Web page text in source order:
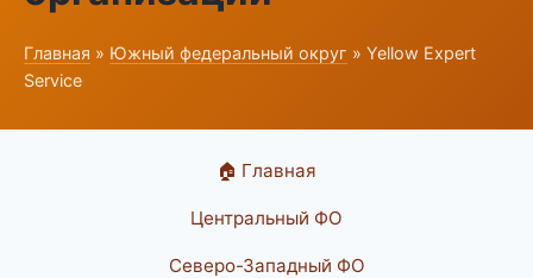
Главная » Южный федеральный округ » Yellow Expert
Service
🏠 Главная
Центральный ФО
Северо-Западный ФО